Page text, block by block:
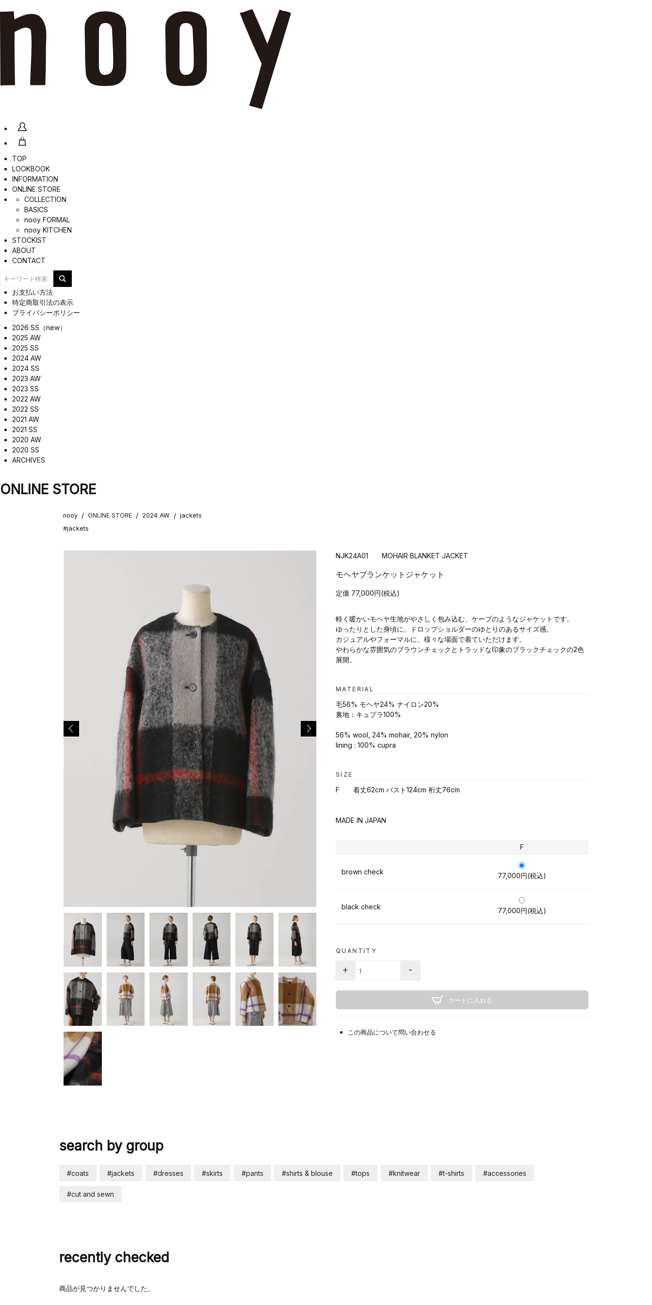
TOP
LOOKBOOK
INFORMATION
ONLINE STORE
COLLECTION
BASICS
nooy FORMAL
nooy KITCHEN
STOCKIST
ABOUT
CONTACT
お支払い方法
特定商取引法の表示
プライバシーポリシー
2026 SS（new）
2025 AW
2025 SS
2024 AW
2024 SS
2023 AW
2023 SS
2022 AW
2022 SS
2021 AW
2021 SS
2020 AW
2020 SS
ARCHIVES
ONLINE STORE
nooy / ONLINE STORE / 2024 AW / jackets
#jackets
NJK24A01 MOHAIR BLANKET JACKET
モヘヤブランケットジャケット
定価 77,000円(税込)
軽く暖かいモヘヤ生地がやさしく包み込む、ケープのようなジャケットです。
ゆったりとした身頃に、ドロップショルダーのゆとりのあるサイズ感。
カジュアルやフォーマルに、様々な場面で着ていただけます。
やわらかな雰囲気のブラウンチェックとトラッドな印象のブラックチェックの2色
展開。
MATERIAL
毛56% モヘヤ24% ナイロン20%
裏地：キュプラ100%
56% wool, 24% mohair, 20% nylon
lining : 100% cupra
SIZE
F 着丈62cm バスト124cm 裄丈76cm
MADE IN JAPAN
F
brown check 77,000円(税込)
black check 77,000円(税込)
QUANTITY
+ -
カートに入れる
この商品について問い合わせる
search by group
#coats #jackets #dresses #skirts #pants #shirts & blouse #tops #knitwear #t-shirts #accessories
#cut and sewn
recently checked
商品が見つかりませんでした。